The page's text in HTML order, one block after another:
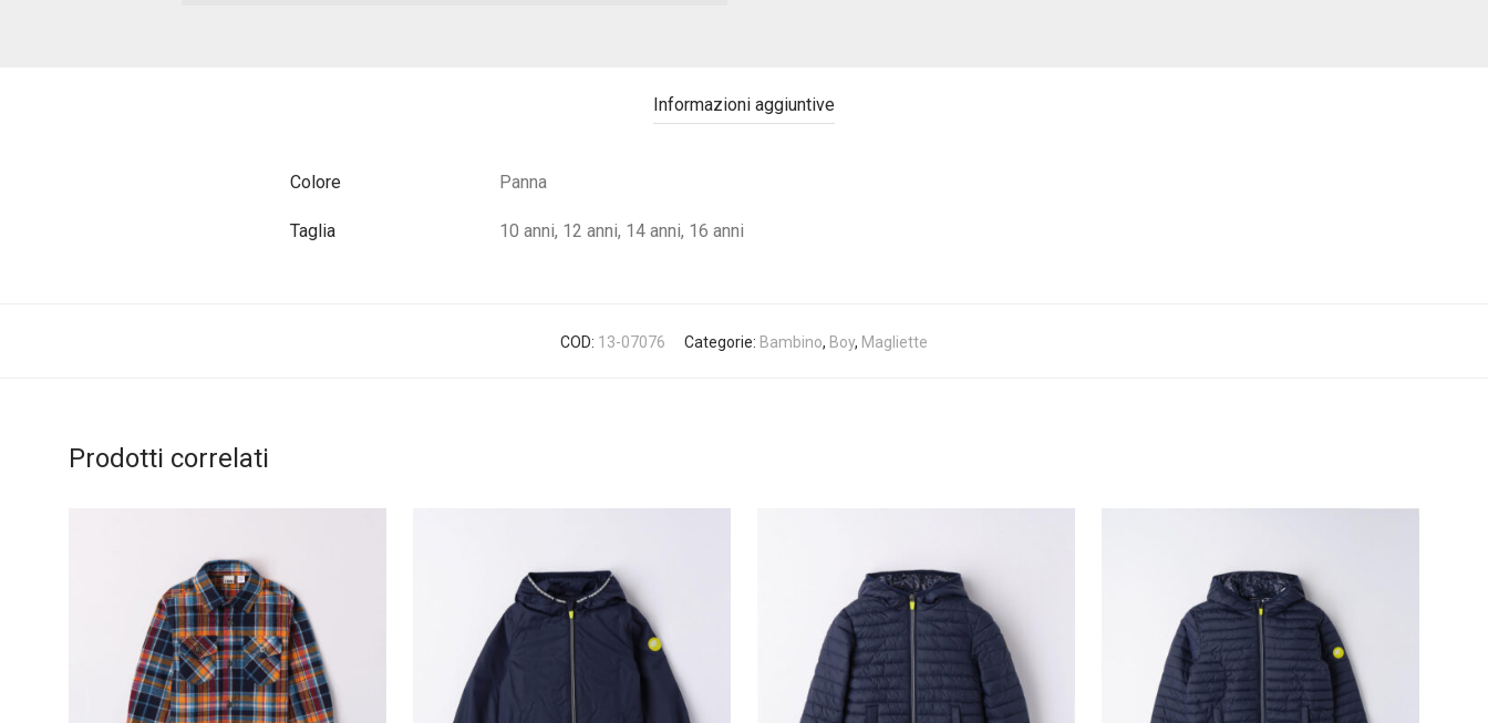
Informazioni aggiuntive
Colore Panna
Taglia 10 anni, 12 anni, 14 anni, 16 anni
COD: 13-07076 Categorie: Bambino, Boy, Magliette
Prodotti correlati